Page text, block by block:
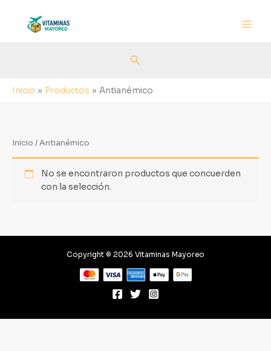
contenido
Buscar
Inicio Productos Antianémico
Inicio / Antianémico
No se encontraron productos que concuerden
con la selección.
Copyright © 2026 Vitaminas Mayoreo